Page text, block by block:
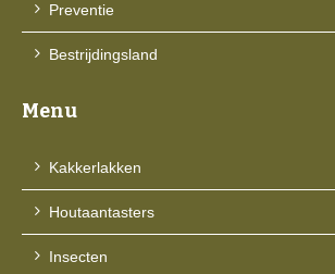
Preventie
Bestrijdingsland
Menu
Kakkerlakken
Houtaantasters
Insecten